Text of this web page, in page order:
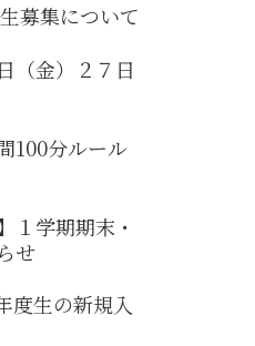
募集について
（金）２７日
100分ルール
１学期期末・
せ
度生の新規入